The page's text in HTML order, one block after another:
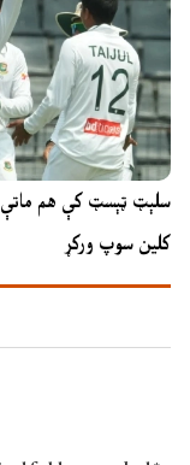
سلېټ ټېسټ کې هم
کلین سوپ ورکړ